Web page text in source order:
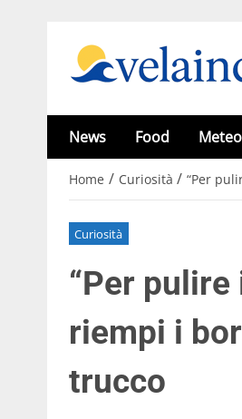
News Food
Home / Curiosità / “Per
Curiosità
“Per
riempi i
trucco